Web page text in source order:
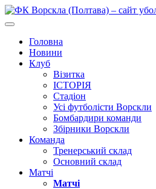
Головна
Новини
Клуб
Візитка
ІСТОРІЯ
Стадіон
Усі футболісти Ворскли
Бомбардири команди
Збірники Ворскли
Команда
Тренерський склад
Основний склад
Матчі
Матчі